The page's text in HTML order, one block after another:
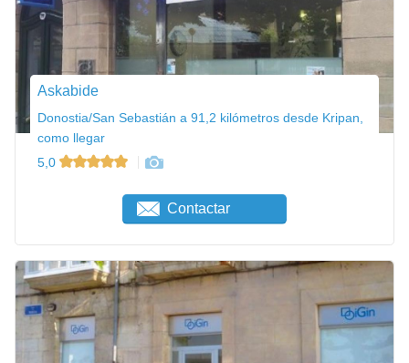
Askabide
Donostia/San Sebastián a 91,2 kilómetros desde Kripan,
como llegar
5,0
Contactar